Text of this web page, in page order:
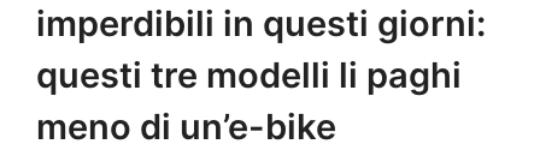
imperdibili in questi giorni:
questi tre modelli li paghi
meno di un’e-bike